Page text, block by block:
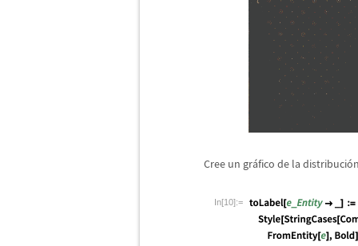
Cree un gráfico de la distribució
In[10]:=